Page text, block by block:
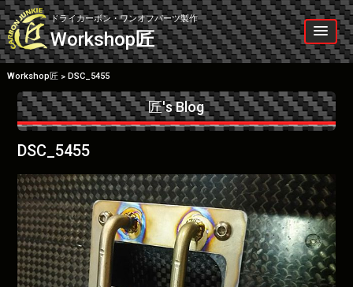
Skip
to
content
ドライカーボン・ワンオフパーツ製作
Workshop匠
Workshop匠> DSC_5455
匠's Blog
DSC_5455